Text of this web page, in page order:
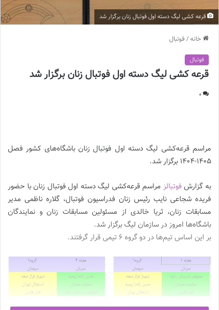
قرعه کشی لیگ دسته اول فوتبال زنان برگزار شد
خانه/ فوتبال
فوتبال
قرعه کشی لیگ دسته اول فوتبال زنان برگزار شد
0
مراسم قرعه‌کشی لیگ دسته اول فوتبال زنان باشگاه‌های کشور فصل
۱۴۰۵-۱۴۰۴ برگزار شد.
به گزارش فوتبالز مراسم قرعه‌کشی لیگ دسته اول فوتبال زنان با حضور
فریده شجاعی نایب رئیس زنان فدراسیون فوتبال، گلاره ناظمی مدیر
مسابقات زنان، ثریا خالدی از مسئولین مسابقات زنان و نمایندگان
باشگاه‌ها امروز در سازمان لیگ برگزار شد.
بر این اساس تیم‌ها در دو گروه ۶ تیمی قرار گرفتند.